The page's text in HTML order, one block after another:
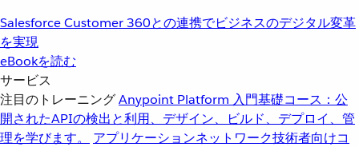
Salesforce Customer 360との連携でビジネスのデジタル変革
を実現
eBookを読む
サービス
注目のトレーニングAnypoint Platform 入門基礎コース：公
開されたAPIの検出と利用、デザイン、ビルド、デプロイ、管
理を学びます。
アプリケーションネットワーク技術者向けコ